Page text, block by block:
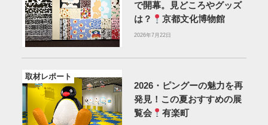
で開幕。見どころやグッズ
は？
京都文化博物館
2026年7月22日
取材レポート
2026・ピングーの魅力を再
発見！この夏おすすめの展
覧会
有楽町